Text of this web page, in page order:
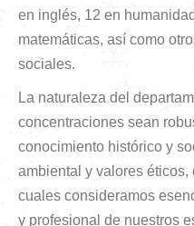
en inglés, 12 en
matemáticas, así como
sociales.
La naturaleza del
concentraciones sean
conocimiento histórico y
ambiental y valores
cuales consideramos
y profesional de nuestros